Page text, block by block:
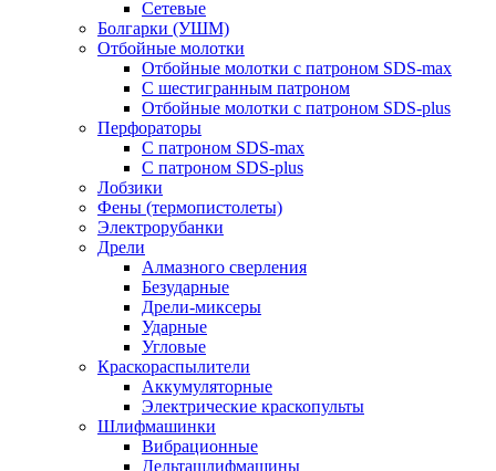
Сетевые
Болгарки (УШМ)
Отбойные молотки
Отбойные молотки с патроном SDS-max
С шестигранным патроном
Отбойные молотки с патроном SDS-plus
Перфораторы
С патроном SDS-max
С патроном SDS-plus
Лобзики
Фены (термопистолеты)
Электрорубанки
Дрели
Алмазного сверления
Безударные
Дрели-миксеры
Ударные
Угловые
Краскораспылители
Аккумуляторные
Электрические краскопульты
Шлифмашинки
Вибрационные
Дельташлифмашины